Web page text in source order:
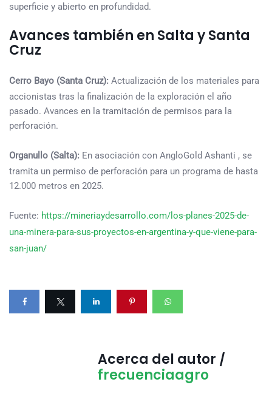
superficie y abierto en profundidad.
Avances también en Salta y Santa
Cruz
Cerro Bayo (Santa Cruz): Actualización de los materiales para
accionistas tras la finalización de la exploración el año
pasado. Avances en la tramitación de permisos para la
perforación.
Organullo (Salta): En asociación con AngloGold Ashanti , se
tramita un permiso de perforación para un programa de hasta
12.000 metros en 2025.
Fuente: https://mineriaydesarrollo.com/los-planes-2025-de-
una-minera-para-sus-proyectos-en-argentina-y-que-viene-para-
san-juan/
Acerca del autor /
frecuenciaagro